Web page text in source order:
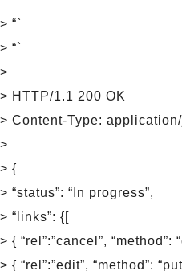
> “`
> “`
>
> HTTP/1.1 200 OK
> Content-Type:
>
> {
> “status”: “In progress”,
> “links”: {[
> { “rel”:”cancel”,
> { “rel”:”edit”, “method”: